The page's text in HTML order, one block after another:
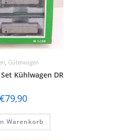
, Güterwagen
Kühlwagen DR
€79,90
Warenkorb